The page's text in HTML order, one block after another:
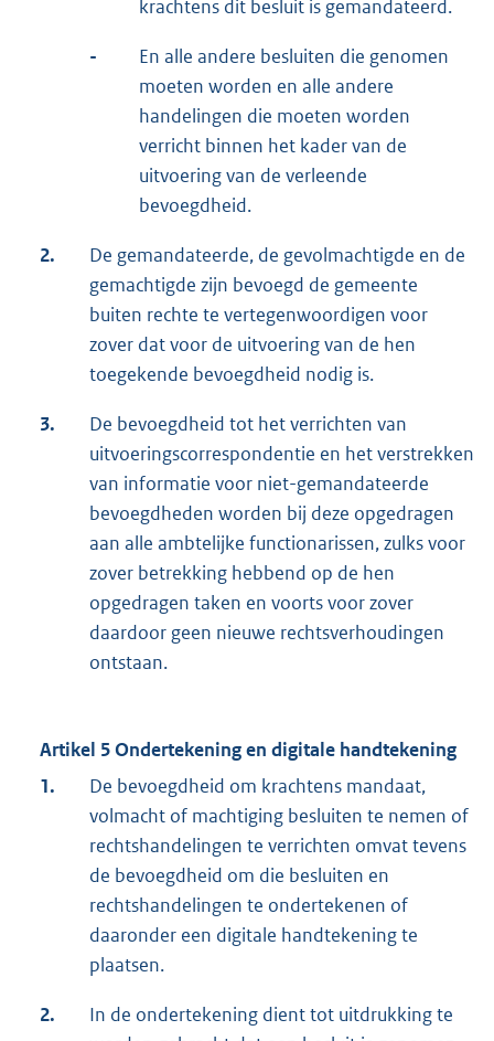
krachtens dit besluit is gemandateerd.
-
En alle andere besluiten die genomen
moeten worden en alle andere
handelingen die moeten worden
verricht binnen het kader van de
uitvoering van de verleende
bevoegdheid.
2.
De gemandateerde, de gevolmachtigde en de
gemachtigde zijn bevoegd de gemeente
buiten rechte te vertegenwoordigen voor
zover dat voor de uitvoering van de hen
toegekende bevoegdheid nodig is.
3.
De bevoegdheid tot het verrichten van
uitvoeringscorrespondentie en het verstrekken
van informatie voor niet-gemandateerde
bevoegdheden worden bij deze opgedragen
aan alle ambtelijke functionarissen, zulks voor
zover betrekking hebbend op de hen
opgedragen taken en voorts voor zover
daardoor geen nieuwe rechtsverhoudingen
ontstaan.
Artikel 5 Ondertekening en digitale handtekening
1.
De bevoegdheid om krachtens mandaat,
volmacht of machtiging besluiten te nemen of
rechtshandelingen te verrichten omvat tevens
de bevoegdheid om die besluiten en
rechtshandelingen te ondertekenen of
daaronder een digitale handtekening te
plaatsen.
2.
In de ondertekening dient tot uitdrukking te